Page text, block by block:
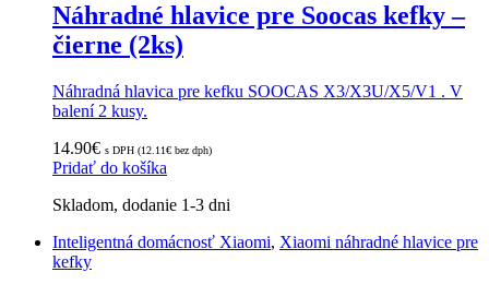
Náhradné hlavice pre Soocas kefky –
čierne (2ks)
Náhradná hlavica pre kefku SOOCAS X3/X3U/X5/V1 . V
balení 2 kusy.
14.90€ s DPH (12.11€ bez dph)
Pridať do košíka
Skladom, dodanie 1-3 dni
Inteligentná domácnosť Xiaomi, Xiaomi náhradné hlavice pre
kefky